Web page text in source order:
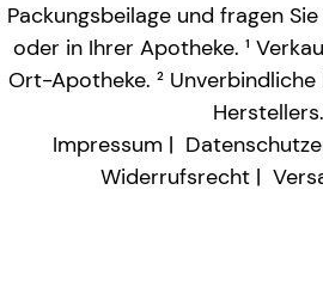
Packungsbeilage und fragen
oder in Ihrer Apotheke. ¹
Ort-Apotheke. ²
Herstellers.
Impressum
Widerrufsrecht